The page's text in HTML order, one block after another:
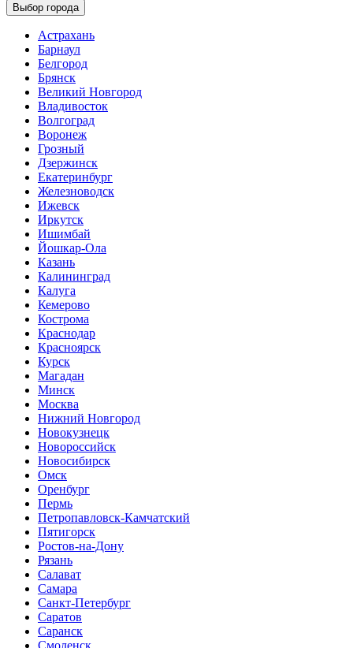
Выбор города
Астрахань
Барнаул
Белгород
Брянск
Великий Новгород
Владивосток
Волгоград
Воронеж
Грозный
Дзержинск
Екатеринбург
Железноводск
Ижевск
Иркутск
Ишимбай
Йошкар-Ола
Казань
Калининград
Калуга
Кемерово
Кострома
Краснодар
Красноярск
Курск
Магадан
Минск
Москва
Нижний Новгород
Новокузнецк
Новороссийск
Новосибирск
Омск
Оренбург
Пермь
Петропавловск-Камчатский
Пятигорск
Ростов-на-Дону
Рязань
Салават
Самара
Санкт-Петербург
Саратов
Саранск
Смоленск